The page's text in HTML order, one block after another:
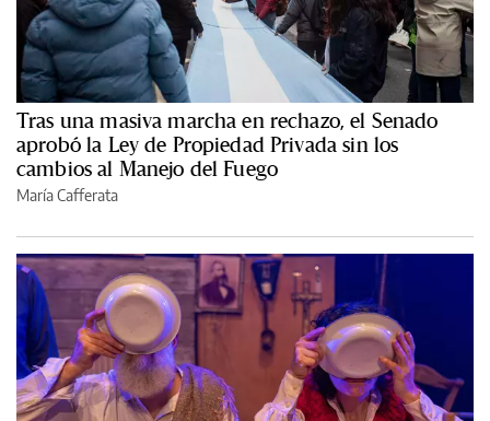
Tras una masiva marcha en rechazo, el Senado
aprobó la Ley de Propiedad Privada sin los
cambios al Manejo del Fuego
María Cafferata